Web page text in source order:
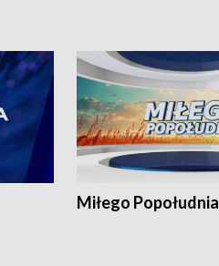
Miłego Popołudnia